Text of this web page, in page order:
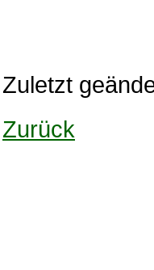
Zuletzt
Zurück